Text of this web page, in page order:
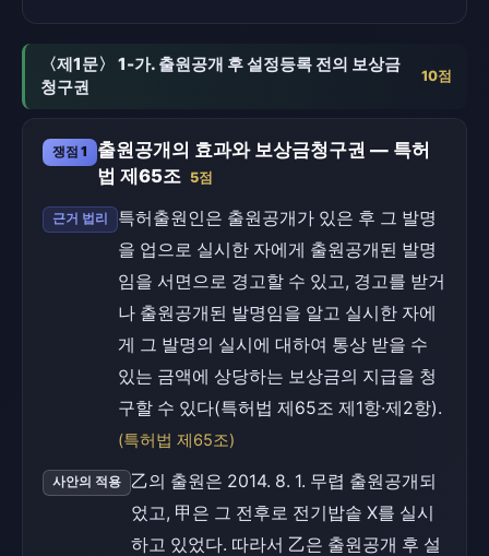
〈제1문〉 1-가. 출원공개 후 설정등록 전의 보상금
청구권
10점
쟁점 1
출원공개의 효과와 보상금청구권 — 특허
법 제65조 5점
근거 법리
특허출원인은 출원공개가 있은 후 그 발명
을 업으로 실시한 자에게 출원공개된 발명
임을 서면으로 경고할 수 있고, 경고를 받거
나 출원공개된 발명임을 알고 실시한 자에
게 그 발명의 실시에 대하여 통상 받을 수
있는 금액에 상당하는 보상금의 지급을 청
구할 수 있다(특허법 제65조 제1항·제2항).
(특허법 제65조)
사안의 적용
乙의 출원은 2014. 8. 1. 무렵 출원공개되
었고, 甲은 그 전후로 전기밥솥 X를 실시
하고 있었다. 따라서 乙은 출원공개 후 설